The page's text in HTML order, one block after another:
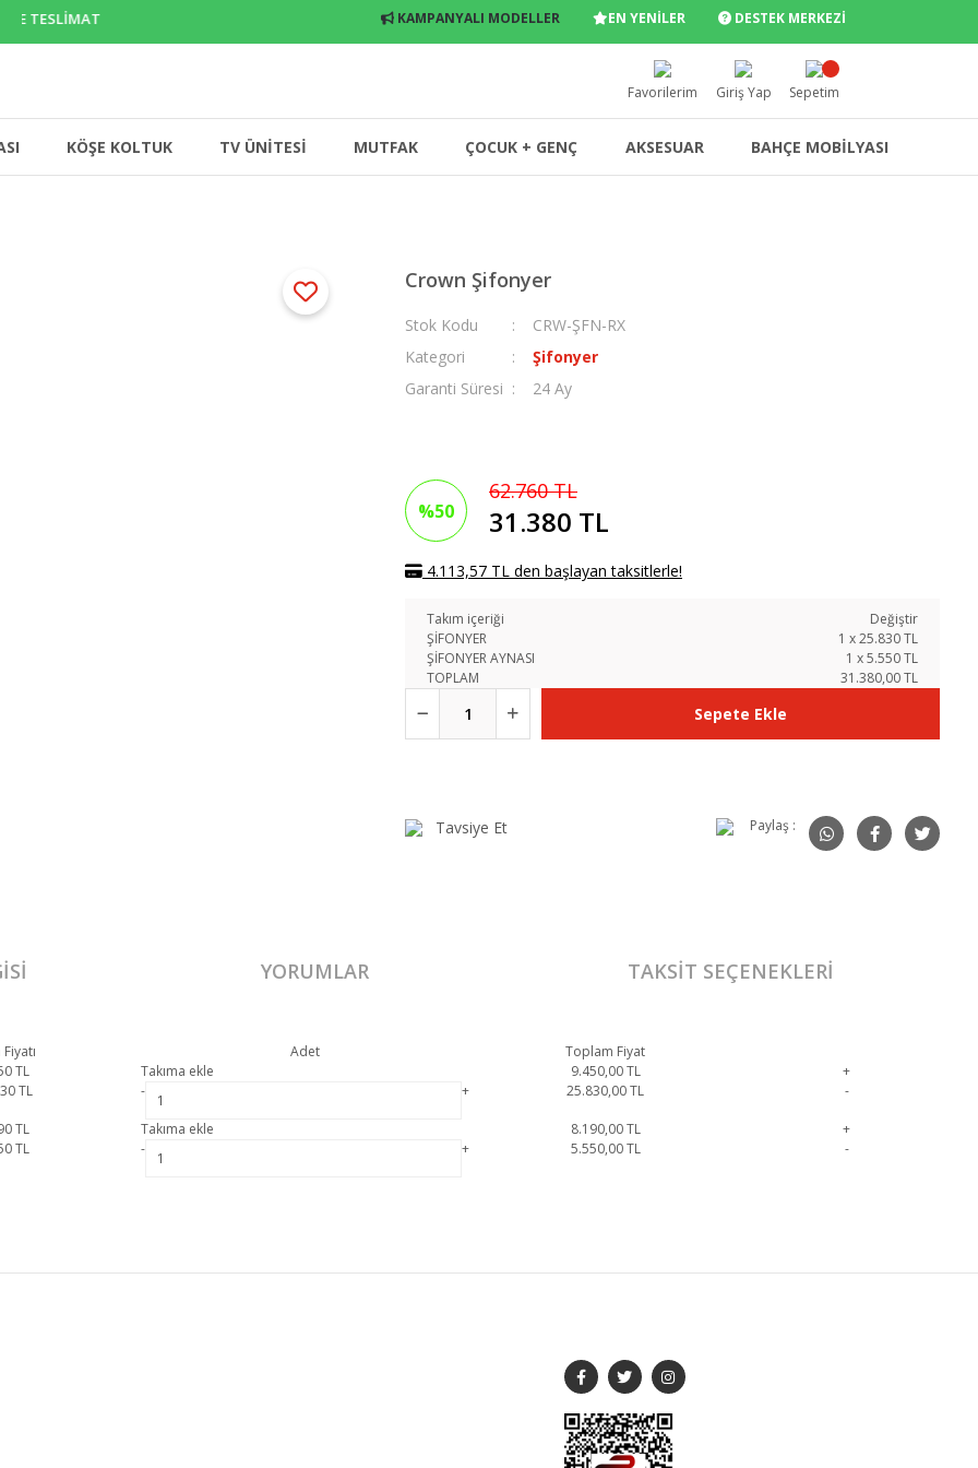
TESLİMAT KAMPANYALI MODELLER EN YENİLER DESTEK MERKEZİ
Favorilerim Giriş Yap Sepetim
KÖŞE KOLTUK TV ÜNİTESİ MUTFAK ÇOCUK + GENÇ AKSESUAR BAHÇE MOBİLYASI
Crown Şifonyer
Stok Kodu
CRW-ŞFN-RX
Kategori
Şifonyer
Garanti Süresi
24 Ay
%50
62.760 TL
31.380 TL
4.113,57 TL den başlayan taksitlerle!
Takım içeriği
Değiştir
ŞİFONYER
1 x25.830TL
ŞİFONYER AYNASI
1 x5.550TL
TOPLAM
31.380,00 TL
Sepete Ekle
Tavsiye Et Paylaş :
YORUMLAR TAKSIT SEÇENEKLERI
Adet
Toplam Fiyat
TL Takıma ekle 9.450,00TL
+
TL - + 25.830,00TL -
TL Takıma ekle 8.190,00TL
+
TL - + 5.550,00TL -